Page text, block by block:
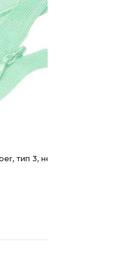
тип 3, неразъемная,